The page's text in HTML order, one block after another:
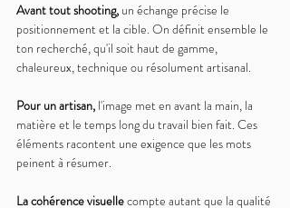
Avant tout shooting, un échange précise le
positionnement et la cible. On définit ensemble le
ton recherché, qu'il soit haut de gamme,
chaleureux, technique ou résolument artisanal.
Pour un artisan, l'image met en avant la main, la
matière et le temps long du travail bien fait. Ces
éléments racontent une exigence que les mots
peinent à résumer.
La cohérence visuelle compte autant que la qualité